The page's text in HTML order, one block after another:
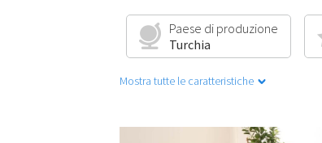
Paese di produzione
Turchia
Mostra tutte le caratteristiche